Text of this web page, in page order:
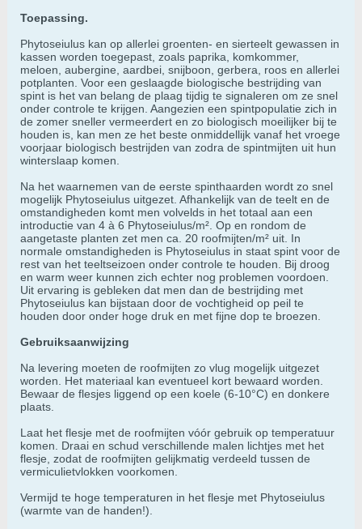
Toepassing.
Phytoseiulus kan op allerlei groenten- en sierteelt gewassen in
kassen worden toegepast, zoals paprika, komkommer,
meloen, aubergine, aardbei, snijboon, gerbera, roos en allerlei
potplanten. Voor een geslaagde biologische bestrijding van
spint is het van belang de plaag tijdig te signaleren om ze snel
onder controle te krijgen. Aangezien een spintpopulatie zich in
de zomer sneller vermeerdert en zo biologisch moeilijker bij te
houden is, kan men ze het beste onmiddellijk vanaf het vroege
voorjaar biologisch bestrijden van zodra de spintmijten uit hun
winterslaap komen.
Na het waarnemen van de eerste spinthaarden wordt zo snel
mogelijk Phytoseiulus uitgezet. Afhankelijk van de teelt en de
omstandigheden komt men volvelds in het totaal aan een
introductie van 4 à 6 Phytoseiulus/m². Op en rondom de
aangetaste planten zet men ca. 20 roofmijten/m² uit. In
normale omstandigheden is Phytoseiulus in staat spint voor de
rest van het teeltseizoen onder controle te houden. Bij droog
en warm weer kunnen zich echter nog problemen voordoen.
Uit ervaring is gebleken dat men dan de bestrijding met
Phytoseiulus kan bijstaan door de vochtigheid op peil te
houden door onder hoge druk en met fijne dop te broezen.
Gebruiksaanwijzing
Na levering moeten de roofmijten zo vlug mogelijk uitgezet
worden. Het materiaal kan eventueel kort bewaard worden.
Bewaar de flesjes liggend op een koele (6-10°C) en donkere
plaats.
Laat het flesje met de roofmijten vóór gebruik op temperatuur
komen. Draai en schud verschillende malen lichtjes met het
flesje, zodat de roofmijten gelijkmatig verdeeld tussen de
vermiculietvlokken voorkomen.
Vermijd te hoge temperaturen in het flesje met Phytoseiulus
(warmte van de handen!).